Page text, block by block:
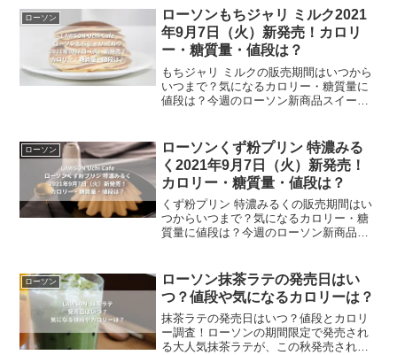
餡使用)です。さつまいもが味わえるもち
食感ロールです。ごろ...
ローソン
ローソンもちジャリ ミルク2021
年9月7日（火）新発売！カロリ
ー・糖質量・値段は？
もちジャリ ミルクの販売期間はいつから
いつまで？気になるカロリー・糖質量に
値段は？今週のローソン新商品スイーツ
「もちっ+ジャリっ」食感をしたどら焼き
です。今回は、ローソ...
ローソン
ローソンくず粉プリン 特濃みる
く2021年9月7日（火）新発売！
カロリー・糖質量・値段は？
くず粉プリン 特濃みるくの販売期間はい
つからいつまで？気になるカロリー・糖
質量に値段は？今週のローソン新商品ス
クの味わいが口の中に広がるプリンで
す。今回は、ローソンの...
ローソン
ローソン抹茶ラテの発売日はい
つ？値段や気になるカロリーは？
抹茶ラテの発売日はいつ？値段とカロリ
ー調査！ローソンの期間限定で発売され
る大人気抹茶ラテが、この秋発売される